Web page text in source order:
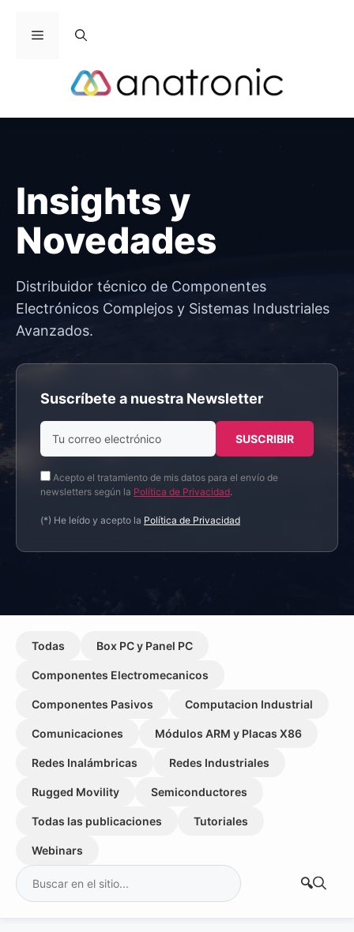
Menú
Insights y
Novedades
Distribuidor técnico de Componentes
Electrónicos Complejos y Sistemas Industriales
Avanzados.
Suscríbete a nuestra Newsletter
Acepto el tratamiento de mis datos para el envío de
newsletters según la Política de Privacidad.
(*) He leído y acepto la Política de Privacidad
Todas Box PC y Panel PC
Componentes Electromecanicos
Componentes Pasivos Computacion Industrial
Comunicaciones Módulos ARM y Placas X86
Redes Inalámbricas Redes Industriales
Rugged Movility Semiconductores
Todas las publicaciones Tutoriales
Webinars
Buscar: